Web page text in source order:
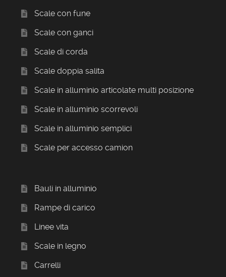
Scale con fune
Scale con ganci
Scale di corda
Scale doppia salita
Scale in alluminio articolate multi posizione
Scale in alluminio scorrevoli
Scale in alluminio semplici
Scale per accesso camion
Bauli in alluminio
Rampe di carico
Linee vita
Scale in legno
Carrelli